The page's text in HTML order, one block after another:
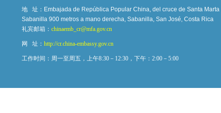
地 址： Embajada de República Popular China, del cruce de Santa
Sabanilla 900 metros a mano derecha, Sabanilla, San José, Costa Rica
礼宾邮箱： chinaemb_cr@mfa.gov.cn
网 址： http://cr.china-embassy.gov.cn
工作时间：周一至周五，上午8:30－12:30，下午：2:00－5:00